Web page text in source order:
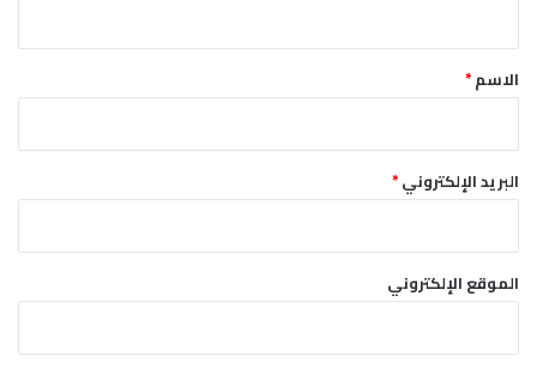
*الاسم*
البريد الإلكتروني*
الموقع الإلكتروني